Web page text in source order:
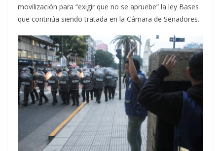
movilización para “exigir que no se apruebe” la ley Bases
que continúa siendo tratada en la Cámara de Senadores.